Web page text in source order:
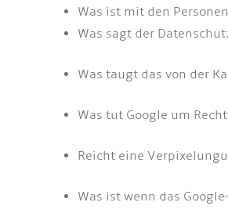
Was ist mit den
Was sagt der
Was taugt das von der
Was tut Google um
Reicht eine
Was ist wenn das